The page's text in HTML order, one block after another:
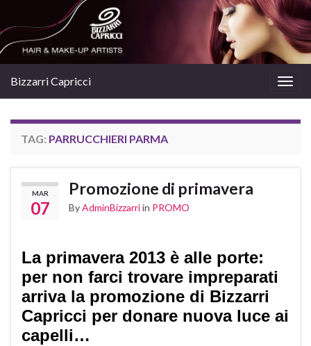
Bizzarri Capricci
TAG: PARRUCCHIERI PARMA
MAR
07
Promozione di primavera
ByAdminBizzarriin PROMO
La primavera 2013 è alle porte:
per non farci trovare impreparati
arriva la promozione di Bizzarri
Capricci per donare nuova luce ai
capelli…